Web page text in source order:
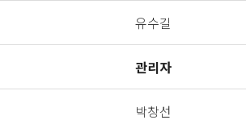
유수길
관리자
박창선